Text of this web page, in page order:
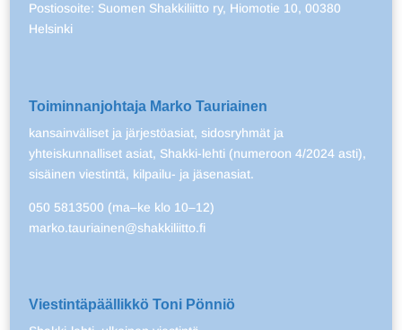
Postiosoite: Suomen Shakkiliitto ry, Hiomotie 10, 00380
Helsinki
Toiminnanjohtaja Marko Tauriainen
kansainväliset ja järjestöasiat, sidosryhmät ja
yhteiskunnalliset asiat, Shakki-lehti (numeroon 4/2024 asti),
sisäinen viestintä, kilpailu- ja jäsenasiat.
050 5813500 (ma–ke klo 10–12)
marko.tauriainen@shakkiliitto.fi
Viestintäpäällikkö Toni Pönniö